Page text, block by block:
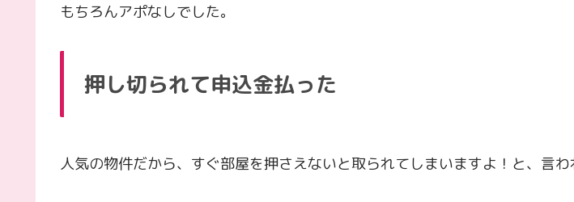
もちろんアポなしでした。
押し切られて申込金払った
人気の物件だから、すぐ部屋を押さえないと取られてしまいますよ！と、言わ